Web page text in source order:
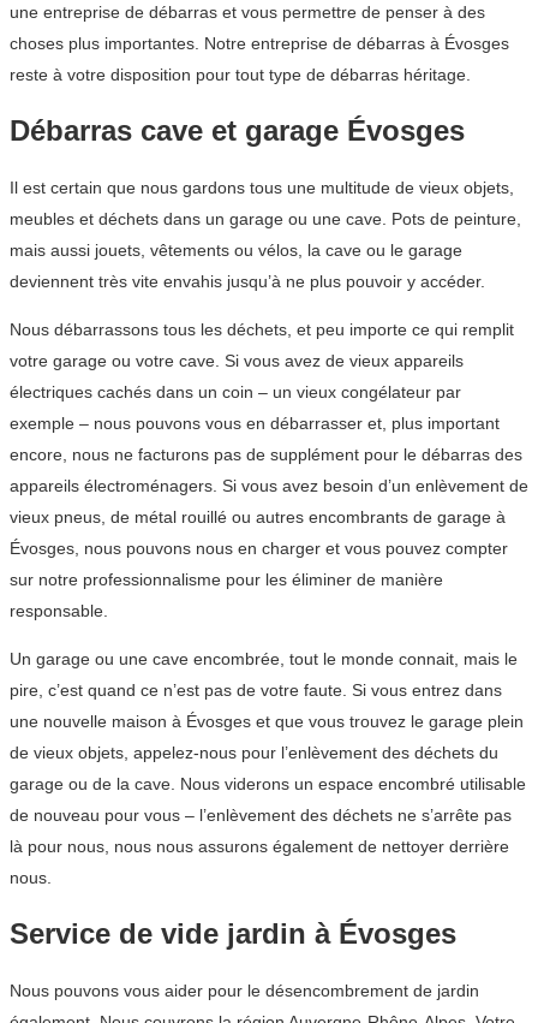
une entreprise de débarras et vous permettre de penser à des
choses plus importantes. Notre entreprise de débarras à Évosges
reste à votre disposition pour tout type de débarras héritage.
Débarras cave et garage Évosges
Il est certain que nous gardons tous une multitude de vieux objets,
meubles et déchets dans un garage ou une cave. Pots de peinture,
mais aussi jouets, vêtements ou vélos, la cave ou le garage
deviennent très vite envahis jusqu’à ne plus pouvoir y accéder.
Nous débarrassons tous les déchets, et peu importe ce qui remplit
votre garage ou votre cave. Si vous avez de vieux appareils
électriques cachés dans un coin – un vieux congélateur par
exemple – nous pouvons vous en débarrasser et, plus important
encore, nous ne facturons pas de supplément pour le débarras des
appareils électroménagers. Si vous avez besoin d’un enlèvement de
vieux pneus, de métal rouillé ou autres encombrants de garage à
Évosges, nous pouvons nous en charger et vous pouvez compter
sur notre professionnalisme pour les éliminer de manière
responsable.
Un garage ou une cave encombrée, tout le monde connait, mais le
pire, c’est quand ce n’est pas de votre faute. Si vous entrez dans
une nouvelle maison à Évosges et que vous trouvez le garage plein
de vieux objets, appelez-nous pour l’enlèvement des déchets du
garage ou de la cave. Nous viderons un espace encombré utilisable
de nouveau pour vous – l’enlèvement des déchets ne s’arrête pas
là pour nous, nous nous assurons également de nettoyer derrière
nous.
Service de vide jardin à Évosges
Nous pouvons vous aider pour le désencombrement de jardin